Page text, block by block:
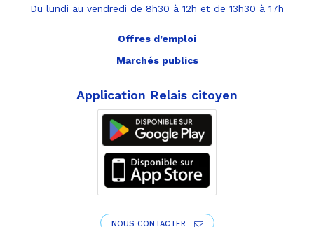
Du lundi au vendredi de 8h30 à 12h et de 13h30 à 17h
Offres d’emploi
Marchés publics
Application Relais citoyen
NOUS CONTACTER